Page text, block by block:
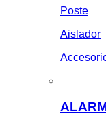
Poste
Aislador